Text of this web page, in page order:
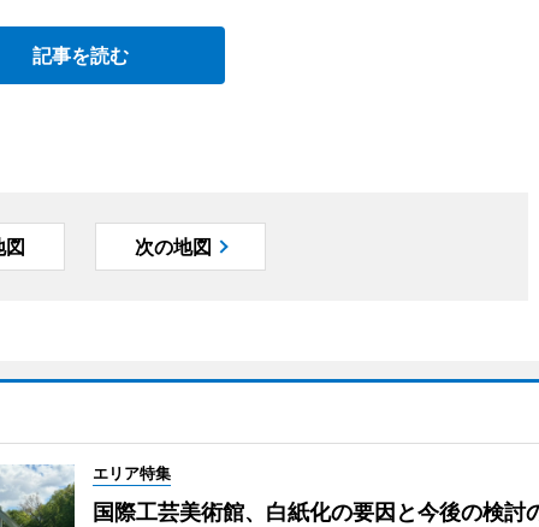
記事を読む
図 次の地図
エリア特集
国際工芸美術館、白紙化の要因と今後の検討